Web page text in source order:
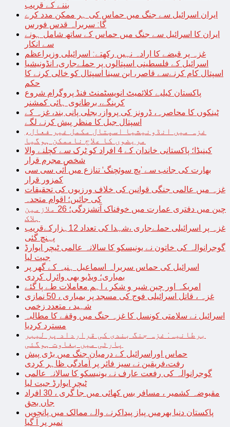
بننے کے قریب
ایران اسرائیل سے جنگ میں حماس کی ہر ممکن مدد کرے
گا: سربراہ قدس فورس
ایران کا اسرائیل سے جنگ میں حماس کے ساتھ شامل ہونے
سے انکار
غزہ پر قبضے کا ارادہ نہیں رکھتے: اسرائیلی وزیراعظم
اسرائیل کے فلسطینی اسپتالوں پر حملےجاری، انڈونیشیا
اسپتال کام کرنےسے قاصر، ابن سینا اسپتال کو خالی کرنے کا
حکم
پاکستان کیلیے کلائمیٹ انویسٹمنٹ فنڈ پروگرام شروع
کرینگے، برطانوی ہائی کمشنر
ٹینکوں کا محاصرہ، ڈرونز کی پرواز، بجلی پانی بند، غزہ کے
اسپتال جیل کا منظر پیش کرنے لگے
غزہ میں انڈونیشیا اسپتال مکمل غیر فعال،
مریضوں کا علاج ناممکن ہوگیا
کینیڈا؛ پاکستانی خاندان کے 4 افراد کو ٹرک سے کچلنے والا
شخص مجرم قرار
بھارت کی جانب سے ’پچ سوئچنگ‘ تنازع میں آئی سی سی
کمزور قرار
غزہ میں عالمی جنگی قوانین کی خلاف ورزیوں کی تحقیقات
کی جائیں؛ اقوام متحدہ
چین میں دفتری عمارت میں خوفناک آتشزدگی؛ 26 ملازمین
ہلاک
غزہ پر اسرائیلی حملےجاری ،شہدا کی تعداد 12ہزارکےقریب
پہنچ گئی
گوجرانوالہ کی خاتون نے یونیسکو کا سالانہ عالمی ٹیچر ایوارڈ
جیت لیا
اسرائیل کی حماس سربراہ اسماعیل ہنیہ کے گھر پر
بمباری؛ ویڈیو بھی وائرل کردی
امریکہ اور چین شیر و شکر ، اہم معاملات طے پا گئے
غزہ ، قاتل اسرائیلی فوج کی مسجد پر بمباری ، 50 نمازی
شہید ، متعدد زخمی
اسرائیل نے سلامتی کونسل کا غزہ جنگ میں وقفے کا مطالبہ
مسترد کردیا
برطانیہ: غزہ جنگ بندی کی قرارداد پر لیبر
پارٹی میں بغاوت ہوگئی
حماس اوراسرائیل کے درمیان جنگ میں بڑی پیش
رفت،فریقین نے سیز فائر پر آمادگی ظاہر کردی
گوجرانوالہ کی رفعت عارف نے یونیسکو کا سالانہ عالمی
ٹیچر ایوارڈ جیت لیا
مقبوضہ کشمیر ، مسافر بس کھائی میں جا گری ، 30 افراد
جاں بحق
پاکستان دنیا بھرمیں پیاز پیداکرنے والے ممالک میں پانچویں
نمبر پر آ گیا